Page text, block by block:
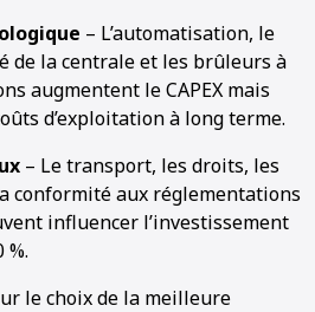
– L’automatisation, le
de la centrale et les brûleurs à
augmentent le CAPEX mais
d’exploitation à long terme.
– Le transport, les droits, les
conformité aux réglementations
influencer l’investissement
%.
le choix de la meilleure